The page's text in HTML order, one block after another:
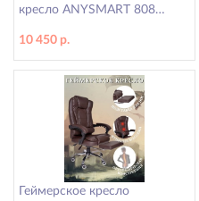
кресло ANYSMART 808
10 450 р.
Геймерское кресло